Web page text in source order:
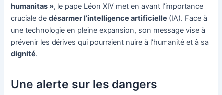
humanitas », le pape Léon XIV met en avant l’importance
cruciale dedésarmer l’intelligence artificielle (IA). Face à
une technologie en pleine expansion, son message vise à
prévenir les dérives qui pourraient nuire à l’humanité et à sa
dignité.
Une alerte sur les dangers